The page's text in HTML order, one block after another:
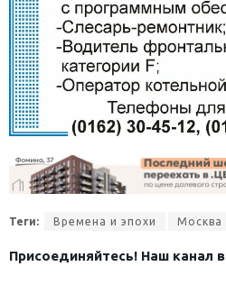
Теги: Времена и эпохи Москва
Присоединяйтесь! Наш канал в